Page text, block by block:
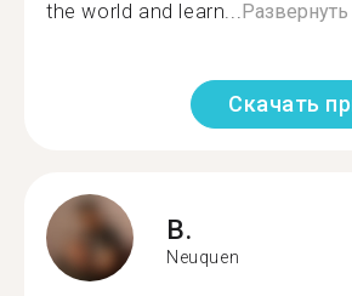
the world and learn...Развернуть
Скачать
B.
Neuquen